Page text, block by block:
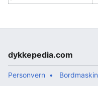
dykkepedia.com
Personvern Bordmaskin